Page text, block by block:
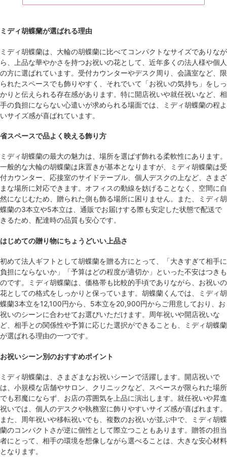
す
ミディ胡蝶蘭が選ばれる理由
ミディ胡蝶蘭は、大輪の胡蝶蘭に比べてコンパクトなサイズでありなが
ら、上品な華やかさを持つお祝いの花として、近年多くの法人様や個人
の方に選ばれています。受付カウンターやデスク周り、会議室など、限
られたスペースでも飾りやすく、それでいて「お祝いの気持ち」をしっ
かりと伝えられる存在感があります。特に開店祝いや就任祝いなど、相
手の負担にならない心遣いが求められる場面では、ミディ胡蝶蘭の程よ
いサイズ感が喜ばれています。
省スペースで品よく映える飾り方
ミディ胡蝶蘭の最大の魅力は、場所を選ばず飾れる柔軟性にあります。
一般的な大輪の胡蝶蘭は床置きが基本となりますが、ミディ胡蝶蘭は受
付カウンター、応接室のサイドテーブル、個人デスクの上など、さまざ
まな場所に対応できます。オフィスの動線を妨げることなく、空間に自
然になじむため、贈られた側も飾る場所に困りません。また、ミディ胡
蝶蘭の3本立や5本立は、通販でお届けする際も安定した状態で配送で
きるため、配達時の品質も安心です。
はじめての贈り物にちょうどいい上品さ
初めて法人ギフトとして胡蝶蘭を贈る方にとって、「大きすぎて相手に
負担にならないか」「予算はどの程度が適切か」といった不安はつきも
のです。ミディ胡蝶蘭は、価格帯も比較的手頃でありながら、お祝いの
花としての格式をしっかりと保っています。胡蝶蘭くんでは、ミディ胡
蝶蘭3本立を12,100円から、5本立を20,900円からご用意しており、お
祝いのシーンに合わせてお選びいただけます。周年祝いや開店祝いな
ど、相手との関係性や予算に応じた選択ができることも、ミディ胡蝶蘭
が選ばれる理由の一つです。
お祝いシーン別のおすすめポイント
ミディ胡蝶蘭は、さまざまなお祝いシーンで活躍します。開店祝いで
は、小規模な店舗やサロン、クリニックなど、スペースが限られた場所
でも邪魔にならず、お店の雰囲気を上品に演出します。就任祝いや昇進
祝いでは、個人のデスクや執務室に飾りやすいサイズ感が喜ばれます。
また、周年祝いや移転祝いでも、複数のお祝いが並ぶ中で、ミディ胡蝶
蘭のコンパクトさが逆に個性として際立つこともあります。贈答の担当
者にとって、相手の環境を想像しながら選べることは、大きな安心材料
となります。